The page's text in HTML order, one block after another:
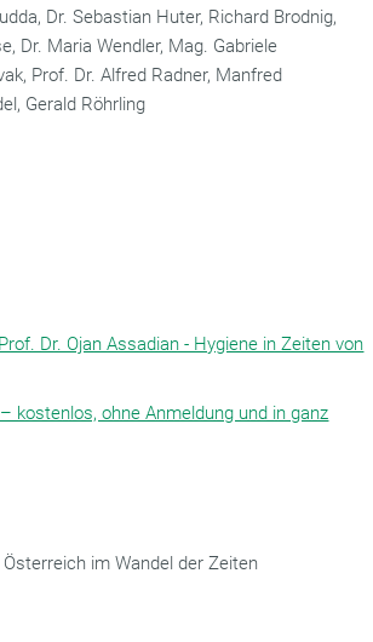
Dr. Sebastian Huter, Richard Brodnig,
Dr. Maria Wendler, Mag. Gabriele
Prof. Dr. Alfred Radner, Manfred
Gerald Röhrling
Dr. Ojan Assadian - Hygiene in Zeiten von
– kostenlos, ohne Anmeldung und in ganz
im Wandel der Zeiten